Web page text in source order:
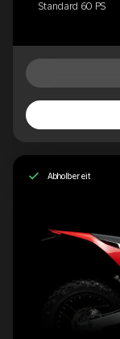
Standard 60 PS
Abholbereit